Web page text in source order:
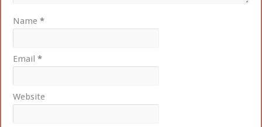
Name*
Email*
Website